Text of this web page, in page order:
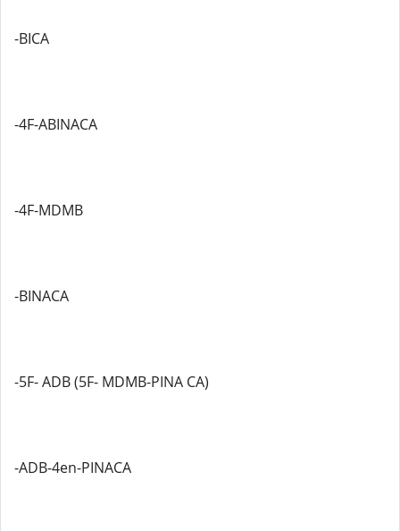
-BICA
-4F-ABINACA
-4F-MDMB
-BINACA
-5F- ADB (5F- MDMB-PINA CA)
-ADB-4en-PINACA